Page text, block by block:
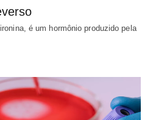
é um hormônio produzido pela